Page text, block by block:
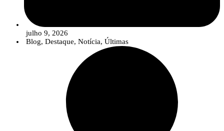
julho 9, 2026
Blog, Destaque, Notícia, Últimas